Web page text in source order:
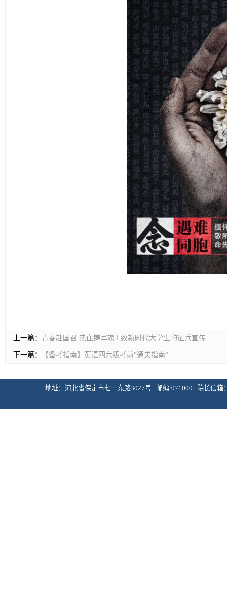
上一篇： 青春赴国召 热血铸军魂 ‖ 致新时代大学生的征兵宣传
下一篇： 【备考指南】英语四六级考前“通关指南”
地址：河北省保定市七一东路3027号 邮编:071000 院长信